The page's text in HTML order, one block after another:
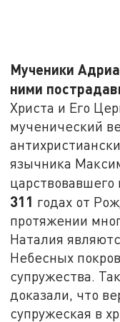
Мученики
ними
Христа и Его
мученический
язычника
311 годах от
протяжении
Наталия
Небесных
супружества.
доказали, что
супружеская в